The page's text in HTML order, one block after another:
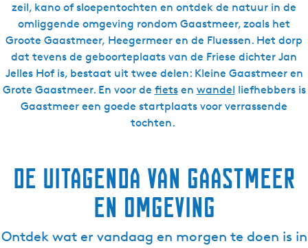
zeil, kano of sloepentochten en ontdek de natuur in de
omliggende omgeving rondom Gaastmeer, zoals het
Groote Gaastmeer, Heegermeer en de Fluessen. Het dorp
dat tevens de geboorteplaats van de Friese dichter Jan
Jelles Hof is, bestaat uit twee delen: Kleine Gaastmeer en
Grote Gaastmeer. En voor de fietsen wandel liefhebbers is
Gaastmeer een goede startplaats voor verrassende
tochten.
De uitagenda van Gaastmeer
en omgeving
Ontdek wat er vandaag en morgen te doen is in